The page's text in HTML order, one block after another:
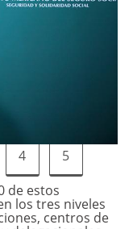
4
5
de estos
los tres niveles
centros de